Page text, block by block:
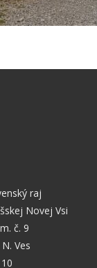
raj
Novej Vsi
č. 9
Ves